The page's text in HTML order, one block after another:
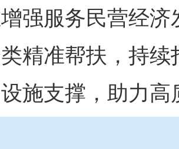
服务民营经济
精准帮扶，持续
施支撑，助力高